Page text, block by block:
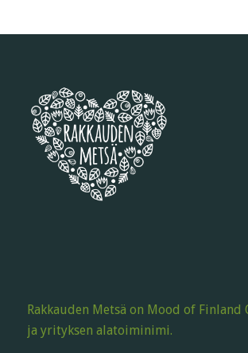
Rakkauden Metsä on Mood of Finland
ja yrityksen alatoiminimi.